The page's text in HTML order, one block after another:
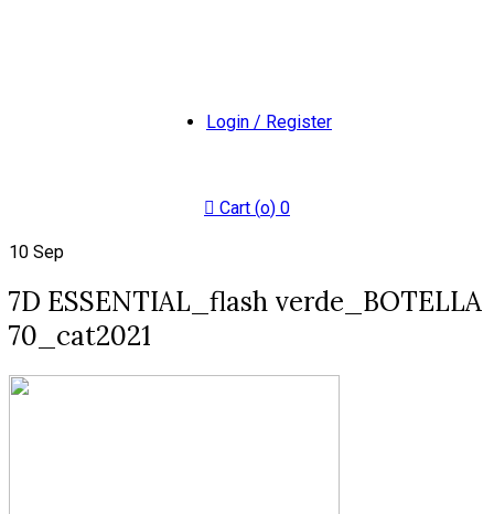
Login / Register
Cart (o) 0
10 Sep
7D ESSENTIAL_flash verde_BOTELLA
70_cat2021